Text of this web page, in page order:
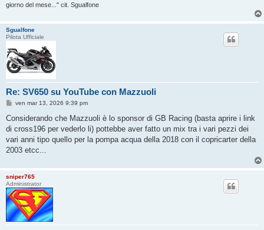
giorno del mese..." cit. Sgualfone
Sgualfone
Pilota Ufficiale
Re: SV650 su YouTube con Mazzuoli
M
s
a
g
i
ven mar 13, 2026 9:39 pm
Considerando che Mazzuoli è lo sponsor di GB Racing (basta aprire i link
di cross196 per vederlo li) pottebbe aver fatto un mix tra i vari pezzi dei
vari anni tipo quello per la pompa acqua della 2018 con il copricarter della
2003 etcc...
sniper765
Administrator